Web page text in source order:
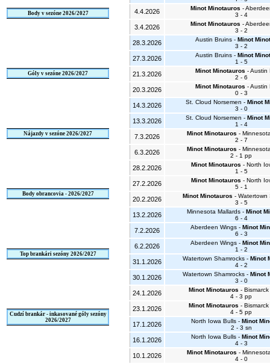
Body v sezóne 2026/2027
Góly v sezóne 2026/2027
Nájazdy v sezóne 2026/2027
Body obrancovia - 2026/2027
Top brankári sezóny 2026/2027
Cudzí brankár - inkasované góly sezóny
2026/2027
4.4.2026 Minot Minotauros -
3 - 4
3.4.2026 Minot Minotauros -
3 - 2
28.3.2026 Austin Bruins - Minot
3 - 2
27.3.2026 Austin Bruins - Minot
1 - 5
21.3.2026 Minot Minotauros - Austin
2 - 6
20.3.2026 Minot Minotauros - Austin
0 - 3
14.3.2026 St. Cloud Norsemen - Minot
3 - 0
13.3.2026 St. Cloud Norsemen - Minot
1 - 4
7.3.2026 Minot Minotauros -
2 - 7
6.3.2026 Minot Minotauros -
2 - 1 pp
28.2.2026 Minot Minotauros - North
1 - 5
27.2.2026 Minot Minotauros - North
5 - 1
20.2.2026 Minot Minotauros - Watertown
3 - 5
13.2.2026 Minnesota Mallards - Minot
6 - 4
7.2.2026 Aberdeen Wings - Minot
6 - 3
6.2.2026 Aberdeen Wings - Minot
1 - 2
31.1.2026 Watertown Shamrocks - Minot
4 - 2
30.1.2026 Watertown Shamrocks - Minot
3 - 0
24.1.2026 Minot Minotauros -
4 - 3 pp
23.1.2026 Minot Minotauros -
4 - 5 pp
17.1.2026 North Iowa Bulls - Minot
2 - 3 sn
16.1.2026 North Iowa Bulls - Minot
4 - 3
10.1.2026 Minot Minotauros -
4 - 0